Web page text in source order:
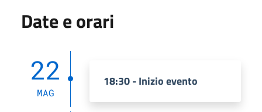
Date e orari
22
MAG
18:30 - Inizio evento